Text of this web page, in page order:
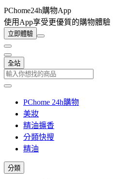
PChome24h購物App
使用App享受更優質的購物體驗
立即體驗
全站
PChome 24h購物
美妝
精油擴香
分類快搜
精油
分類